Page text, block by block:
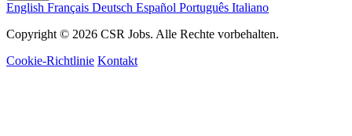
English Français Deutsch Español Português Italiano
Copyright © 2026 CSR Jobs. Alle Rechte vorbehalten.
Cookie-Richtlinie Kontakt